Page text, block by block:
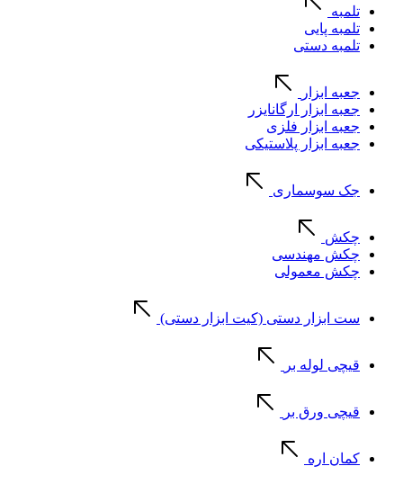
تلمبه
تلمبه پایی
تلمبه دستی
جعبه ابزار
جعبه ابزار ارگانایزر
جعبه ابزار فلزی
جعبه ابزار پلاستیکی
جک سوسماری
چکش
چکش مهندسی
چکش معمولی
ست ابزار دستی (کیت ابزار دستی)
قیچی لوله بر
قیچی ورق بر
کمان اره